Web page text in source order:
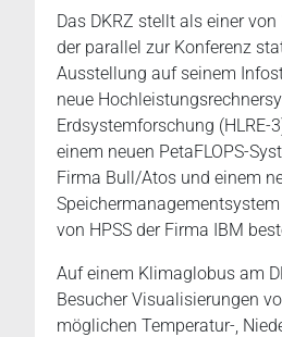
Das DKRZ stellt als einer
der parallel zur Konferenz
Ausstellung auf seinem
neue
Erdsystemforschung (HLRE-
einem neuen PetaFLOPS-
Firma Bull/Atos und einem
von HPSS der Firma IBM
Auf einem Klimaglobus am
Besucher Visualisierungen
möglichen Temperatur-,